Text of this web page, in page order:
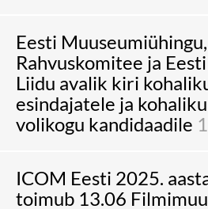
Eesti
Rahvuskomitee ja
Liidu avalik kiri
esindajatele ja
volikogu kandidaadile
ICOM Eesti 2025.
toimub 13.06